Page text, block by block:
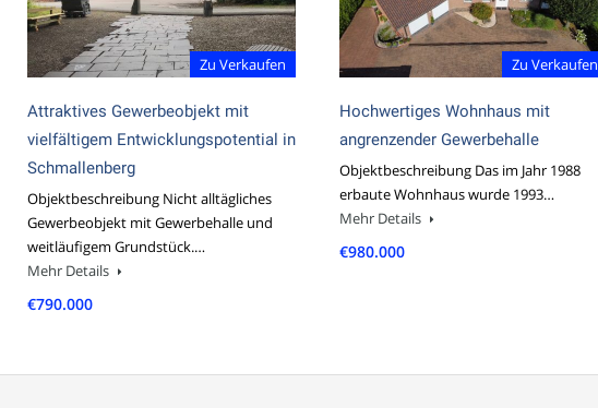
Zu Verkaufen
Attraktives Gewerbeobjekt mit
vielfältigem Entwicklungspotential in
Schmallenberg
Objektbeschreibung Nicht alltägliches
Gewerbeobjekt mit Gewerbehalle und
weitläufigem Grundstück.…
Mehr Details
€790.000
Zu Verkaufen
Hochwertiges Wohnhaus mit
angrenzender Gewerbehalle
Objektbeschreibung Das im Jahr 1988
erbaute Wohnhaus wurde 1993…
Mehr Details
€980.000